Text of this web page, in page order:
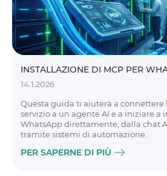
INSTALLAZIONE DI MCP PER
14.1.2026
Questa guida ti aiuterà a connettere
servizio a un agente AI e a iniziare a
WhatsApp direttamente, dalla chat
tramite sistemi di automazione.
PER SAPERNE DI PIÙ